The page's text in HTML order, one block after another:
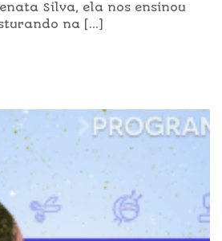
Silva, ela nos ensinou
na [...]